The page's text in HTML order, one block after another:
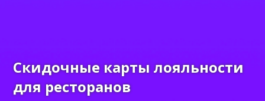
Скидочные карты лояльности
для ресторанов